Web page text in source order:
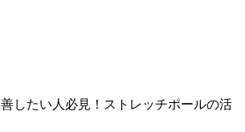
したい人必見！ストレッチポールの活